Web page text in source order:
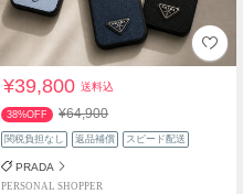
¥39,800送料込
38%OFF ¥64,900
関税負担なし 返品補償 スピード配送
PRADA
PERSONAL SHOPPER